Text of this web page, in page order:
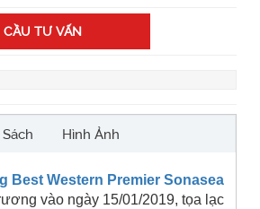
CẦU TƯ VẤN
Hình Ảnh
Best Western Premier Sonasea
vào ngày 15/01/2019, tọa lạc